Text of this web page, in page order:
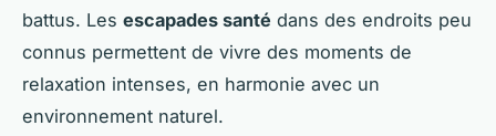
battus. Les escapades santé dans des endroits peu
connus permettent de vivre des moments de
relaxation intenses, en harmonie avec un
environnement naturel.